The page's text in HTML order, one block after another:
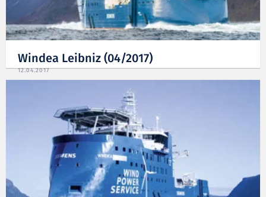
Windea Leibniz (04/2017)
12.04.2017